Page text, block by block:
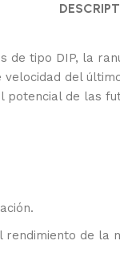
de tipo DIP, la
del
de las
rendimiento de la